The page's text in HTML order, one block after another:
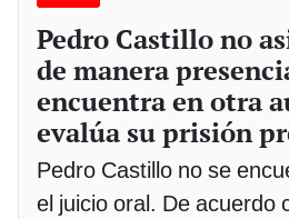
Pedro Castillo no
de manera
encuentra en otra
evalúa su prisión
Pedro Castillo no se
el juicio oral. De acuerdo